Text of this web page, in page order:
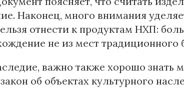
Наконец, много внимания
отнести к продуктам НХП:
не из мест традиционного
важно также хорошо знать
об объектах культурного